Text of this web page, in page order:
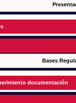
Bases
documentación